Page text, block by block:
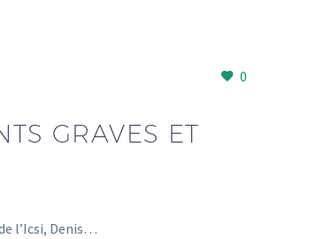
0
GRAVES ET
l’Icsi, Denis…